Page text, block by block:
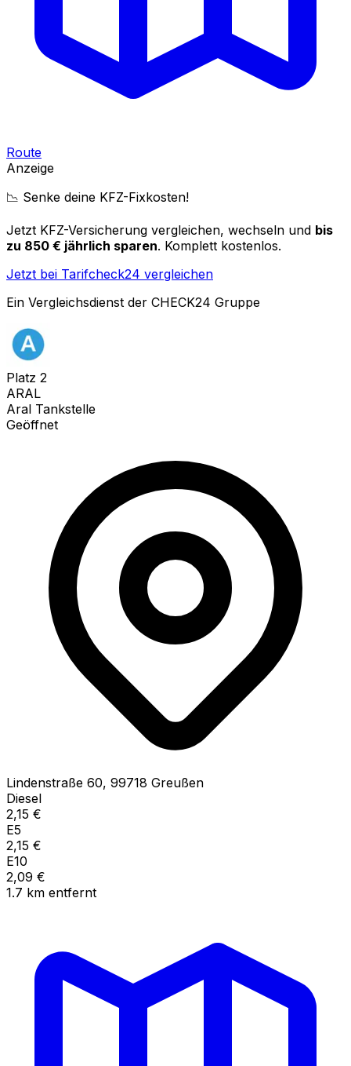
Route
Anzeige
📉 Senke deine KFZ-Fixkosten!
Jetzt KFZ-Versicherung vergleichen, wechseln und bis
zu 850 € jährlich sparen. Komplett kostenlos.
Jetzt bei Tarifcheck24 vergleichen
Ein Vergleichsdienst der CHECK24 Gruppe
Platz 2
ARAL
Aral Tankstelle
Geöffnet
Lindenstraße 60, 99718 Greußen
Diesel
2,15 €
E5
2,15 €
E10
2,09 €
1.7 km entfernt